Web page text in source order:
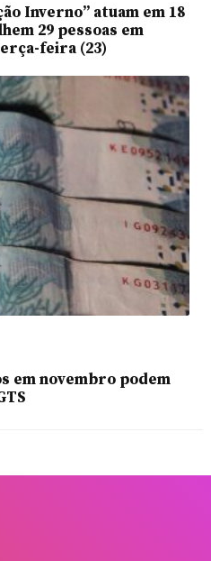
Inverno” atuam em 18
29 pessoas em
feira (23)
em novembro podem